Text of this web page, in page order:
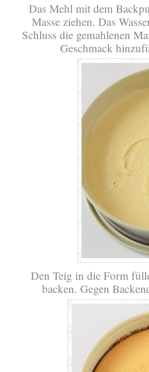
Das Mehl mit dem
Masse ziehen. Das
Schluss die gemahlenen
Geschmack
Den Teig in die Form
backen. Gegen